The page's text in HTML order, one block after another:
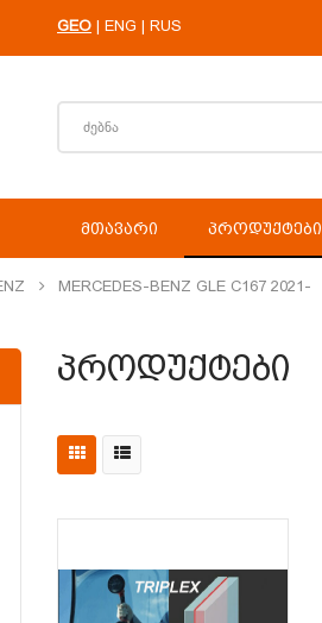
GEO | ENG | RUS
ᲛᲗᲐᲕᲐᲠᲘ ᲞᲠᲝᲓᲣᲥᲢᲔᲑᲘ
MERCEDES-BENZ GLE C167 2021-
Პროდუქტები